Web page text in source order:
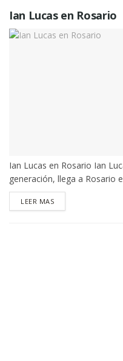
Ian Lucas en Rosario
Ian Lucas en Rosario Ian
generación, llega a Rosario
LEER MASDETAILS